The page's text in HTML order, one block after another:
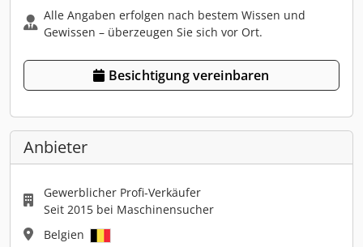
Alle Angaben erfolgen nach bestem Wissen und
Gewissen – überzeugen Sie sich vor Ort.
Besichtigung vereinbaren
Anbieter
Gewerblicher Profi-Verkäufer
Seit 2015 bei Maschinensucher
Belgien